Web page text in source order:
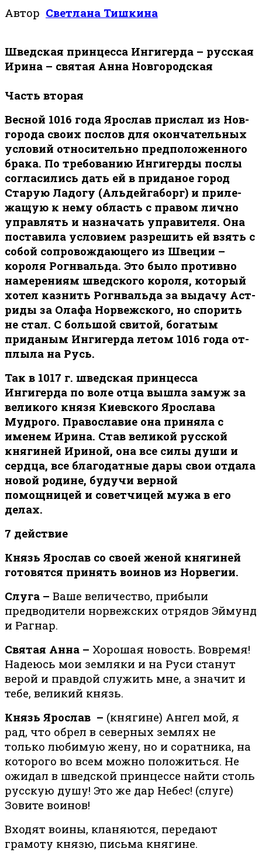
Автор Светлана Тишкина
Шведская принцесса Ингигерда – русская
Ирина – святая Анна Новгородская
Часть вторая
Вес­ной 1016 го­да Яро­слав при­слал из Нов­
го­ро­да сво­их по­слов для окон­ча­тель­ных
усло­вий от­но­си­тель­но пред­по­ло­жен­но­го
бра­ка. По тре­бо­ва­нию Ингигерды по­слы
со­гла­си­лись дать ей в при­да­ное го­род
Старую Ла­до­гу (Альдейгаборг) и при­ле­
жа­щую к нему об­ласть с пра­вом лич­но
управ­лять и на­зна­чать упра­ви­те­ля. Она
по­ста­ви­ла усло­ви­ем раз­ре­шить ей взять с
собой сопровождающего из Шве­ции –
короля Ро­гн­валь­да. Это бы­ло про­тив­но
на­ме­ре­ни­ям шведского ко­ро­ля, ко­то­рый
хо­тел каз­нить Ро­гн­валь­да за вы­да­чу Аст­
ри­ды за Ола­фа Нор­веж­ско­го, но спорить
не стал. С большой свитой, богатым
приданым Ингигерда ле­том 1016 года от­
плы­ла на Русь.
Так в 1017 г. шведская принцесса
Ингигерда по воле отца вышла замуж за
великого князя Киевского Ярослава
Мудрого. Православие она приняла с
именем Ирина. Став великой русской
княгиней Ириной, она все силы души и
сердца, все благодатные дары свои отдала
новой родине, будучи верной
помощницей и советчицей мужа в его
делах.
7 действие
Князь Ярослав со своей женой княгиней
готовятся принять воинов из Норвегии.
Слуга – Ваше величество, прибыли
предводители норвежских отрядов Эймунд
и Рагнар.
Святая Анна – Хорошая новость. Вовремя!
Надеюсь мои земляки и на Руси станут
верой и правдой служить мне, а значит и
тебе, великий князь.
Князь Ярослав – (княгине) Ангел мой, я
рад, что обрел в северных землях не
только любимую жену, но и соратника, на
которого во всем можно положиться. Не
ожидал в шведской принцессе найти столь
русскую душу! Это же дар Небес! (слуге)
Зовите воинов!
Входят воины, кланяются, передают
грамоту князю, письма княгине.